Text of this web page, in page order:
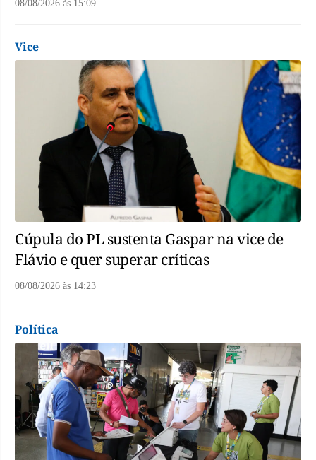
08/08/2026 às 15:09
Vice
Cúpula do PL sustenta Gaspar na vice de
Flávio e quer superar críticas
08/08/2026 às 14:23
Política